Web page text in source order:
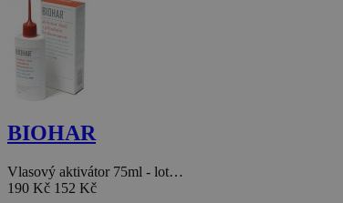
BIOHAR
Vlasový aktivátor 75ml - lot…
190 Kč 152 Kč